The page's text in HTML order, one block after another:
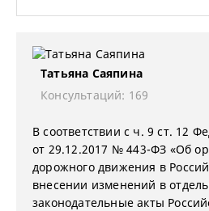
Татьяна Саяпина
Консультаций: 169
В соответствии с ч. 9 ст. 12
от 29.12.2017 № 443-ФЗ «Об
дорожного движения в
внесении изменений в
законодательные акты